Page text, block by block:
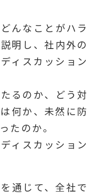
んなことがハラ
明し、社内外の
ィスカッション
るのか、どう対
何か、未然に防
たのか。
ィスカッション
通じて、全社で